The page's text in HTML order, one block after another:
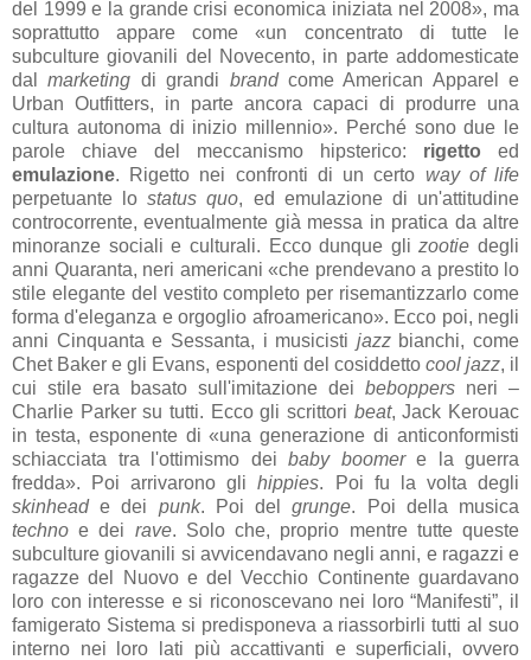
del 1999 e la grande crisi economica iniziata nel 2008», ma
soprattutto appare come «un concentrato di tutte le
subculture giovanili del Novecento, in parte addomesticate
dalmarketing di grandi brandcome American Apparel e
Urban Outfitters, in parte ancora capaci di produrre una
cultura autonoma di inizio millennio». Perché sono due le
parole chiave del meccanismo hipsterico: rigetto ed
emulazione. Rigetto nei confronti di un certo way of life
perpetuante lostatus quo, ed emulazione di un'attitudine
controcorrente, eventualmente già messa in pratica da altre
minoranze sociali e culturali. Ecco dunque glizootie degli
anni Quaranta, neri americani «che prendevano a prestito lo
stile elegante del vestito completo per risemantizzarlo come
forma d'eleganza e orgoglio afroamericano». Ecco poi, negli
anni Cinquanta e Sessanta, i musicisti jazzbianchi, come
Chet Baker e gli Evans, esponenti del cosiddetto cool jazz, il
cui stile era basato sull'imitazione dei beboppers neri –
Charlie Parker su tutti. Ecco gli scrittori beat, Jack Kerouac
in testa, esponente di «una generazione di anticonformisti
schiacciata tra l'ottimismo dei baby boomere la guerra
fredda». Poi arrivarono glihippies. Poi fu la volta degli
skinheade dei punk. Poi delgrunge. Poi della musica
techno e dei rave. Solo che, proprio mentre tutte queste
subculture giovanili si avvicendavano negli anni, e ragazzi e
ragazze del Nuovo e del Vecchio Continente guardavano
loro con interesse e si riconoscevano nei loro “Manifesti”, il
famigerato Sistema si predisponeva a riassorbirli tutti al suo
interno nei loro lati più accattivanti e superficiali, ovvero